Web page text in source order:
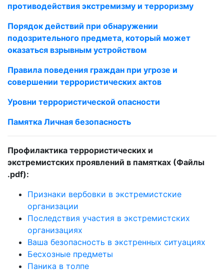
противодействия экстремизму и терроризму
Порядок действий при обнаружении
подозрительного предмета, который может
оказаться взрывным устройством
Правила поведения граждан при угрозе и
совершении террористических актов
Уровни террористической опасности
Памятка Личная безопасность
Профилактика террористических и
экстремистских проявлений в памятках (Файлы
.pdf):
Признаки вербовки в экстремистские
организации
Последствия участия в экстремистских
организациях
Ваша безопасность в экстренных ситуациях
Бесхозные предметы
Паника в толпе